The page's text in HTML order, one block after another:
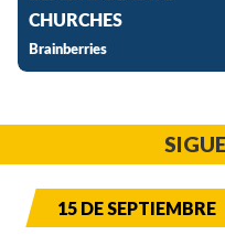
15 DE SEPTIEMBRE